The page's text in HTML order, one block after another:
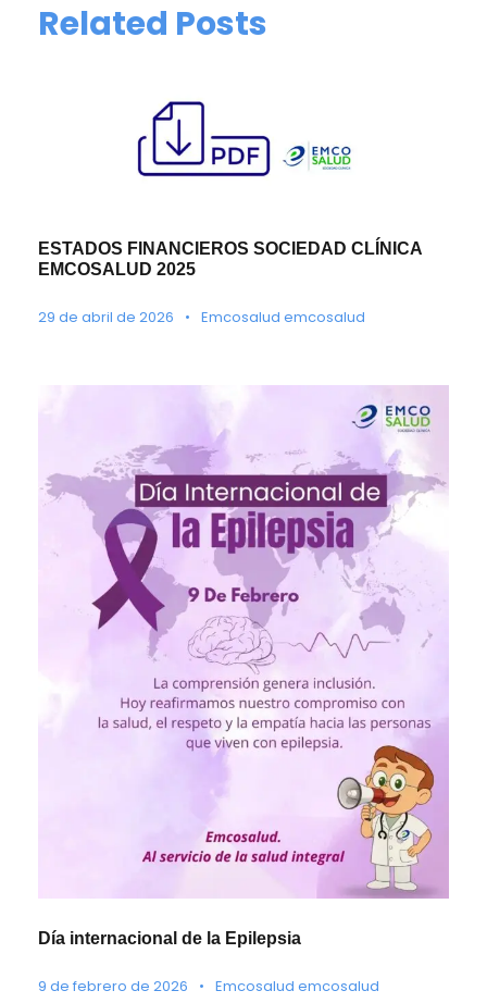
Related Posts
ESTADOS FINANCIEROS SOCIEDAD CLÍNICA
EMCOSALUD 2025
29 de abril de 2026 • Emcosalud emcosalud
Día internacional de la Epilepsia
9 de febrero de 2026 • Emcosalud emcosalud